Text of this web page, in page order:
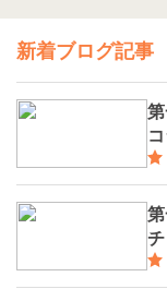
新着ブログ記事
第一パン
コラボ デ
第一パン